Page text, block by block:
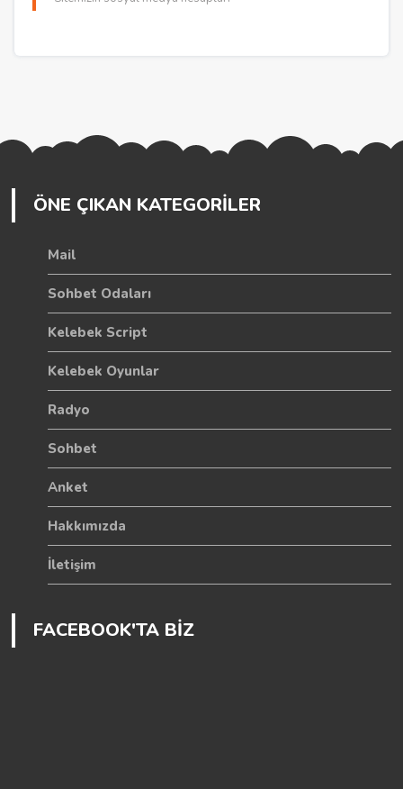
ÖNE ÇIKAN KATEGORİLER
Mail
Sohbet Odaları
Kelebek Script
Kelebek Oyunlar
Radyo
Sohbet
Anket
Hakkımızda
İletişim
FACEBOOK'TA BİZ